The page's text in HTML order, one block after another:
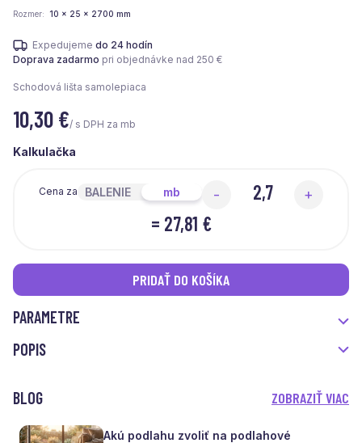
Rozmer 10 x 25 x 2700 mm
Expedujeme do 24 hodín
Doprava zadarmo pri objednávke nad 250 €
Schodová lišta samolepiaca
10,30 €/ s DPH za mb
Kalkulačka
Cena za BALENIE mb - +
= 27,81 €
PRIDAŤ DO KOŠÍKA
PARAMETRE
POPIS
BLOG ZOBRAZIŤ VIAC
Akú podlahu zvoliť na podlahové